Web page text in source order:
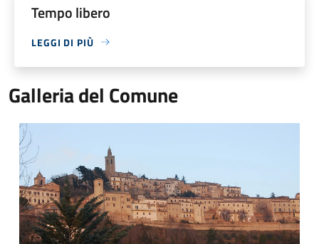
Tempo libero
LEGGI DI PIÙ
Galleria del Comune
Vista su Montelparo